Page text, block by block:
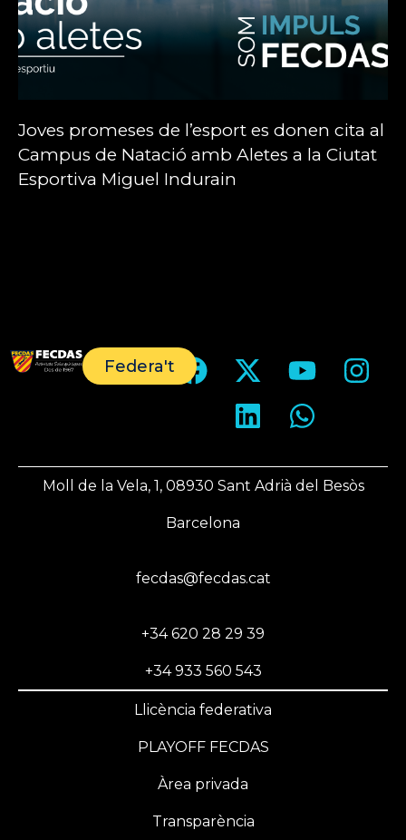
Joves promeses de l’esport es donen cita al
Campus de Natació amb Aletes a la Ciutat
Esportiva Miguel Indurain
Federa't
Moll de la Vela, 1, 08930 Sant Adrià del Besòs
Barcelona
fecdas@fecdas.cat
+34 620 28 29 39
+34 933 560 543
Llicència federativa
PLAYOFF FECDAS
Àrea privada
Transparència